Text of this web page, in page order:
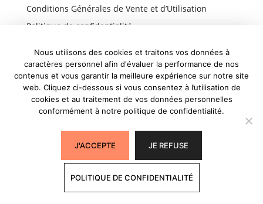
Conditions Générales de Vente et d’Utilisation
Politique de confidentialité
Liens rapides
Boutique
Mon compte
Nous utilisons des cookies et traitons vos données à
caractères personnel afin d'évaluer la performance de nos
contenus et vous garantir la meilleure expérience sur notre site
web. Cliquez ci-dessous si vous consentez à l’utilisation de
cookies et au traitement de vos données personnelles
conformément à notre politique de confidentialité.
J'ACCEPTE JE REFUSE
POLITIQUE DE CONFIDENTIALITÉ